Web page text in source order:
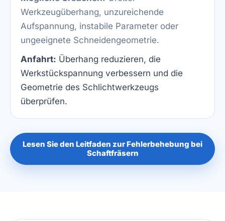
Werkzeugüberhang, unzureichende
Aufspannung, instabile Parameter oder
ungeeignete Schneidengeometrie.
Anfahrt: Überhang reduzieren, die
Werkstückspannung verbessern und die
Geometrie des Schlichtwerkzeugs
überprüfen.
Lesen Sie den Leitfaden zur Fehlerbehebung bei
Schaftfräsern